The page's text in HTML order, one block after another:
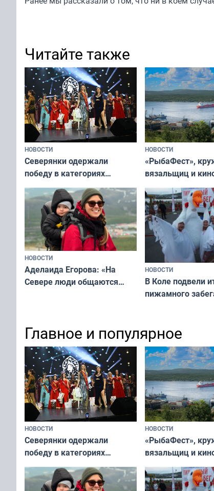
Читайте также
НОВОСТИ
Северянки одержали
победу в категориях
всероссийского конкурса
«Мисс и Миссис Великая
Русь»
НОВОСТИ
«РыбаФест»,
вязальщиц и
мурманчан в
НОВОСТИ
Аделаида Егорова: «На
Севере люди общаются
НОВОСТИ
В Коле подвели
пижамного
Главное и популярное
НОВОСТИ
Северянки одержали
победу в категориях
всероссийского конкурса
«Мисс и Миссис Великая
НОВОСТИ
«РыбаФест»,
вязальщиц и
мурманчан в